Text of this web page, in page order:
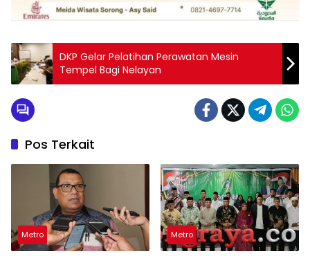
DKP Gelar Pelatihan Perawatan Mesin
Tempel Bagi Nelayan
Pos Terkait
Metro Metro